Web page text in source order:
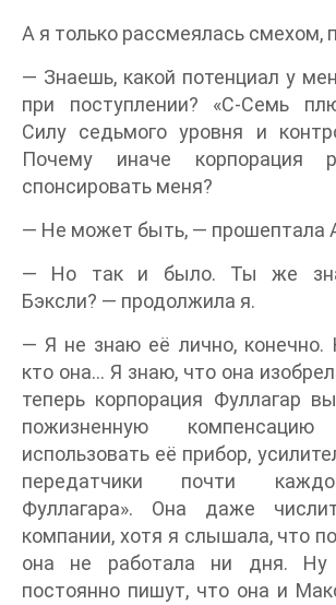
А я только рассмеялась смехом,
— Знаешь, какой потенциал у
при поступлении? «С-Семь
Силу седьмого уровня и
Почему иначе корпорация
спонсировать меня?
— Не может быть, — прошептала
— Но так и было. Ты же
Бэксли? — продолжила я.
— Я не знаю её лично, конечно.
кто она… Я знаю, что она
теперь корпорация Фуллагар
пожизненную
использовать её прибор,
передатчики почти
Фуллагара». Она даже
компании, хотя я слышала, что
она не работала ни дня. Ну
постоянно пишут, что она и